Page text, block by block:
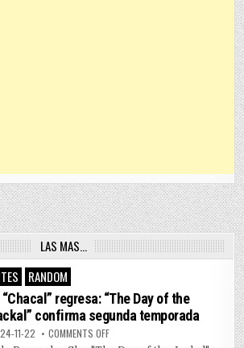
LAS MAS…
RANDOM
“Chacal” regresa: “The Day of the
confirma segunda temporada
11-22 COMMENTS OFFON EL “CHACAL” REGRESA: “THE